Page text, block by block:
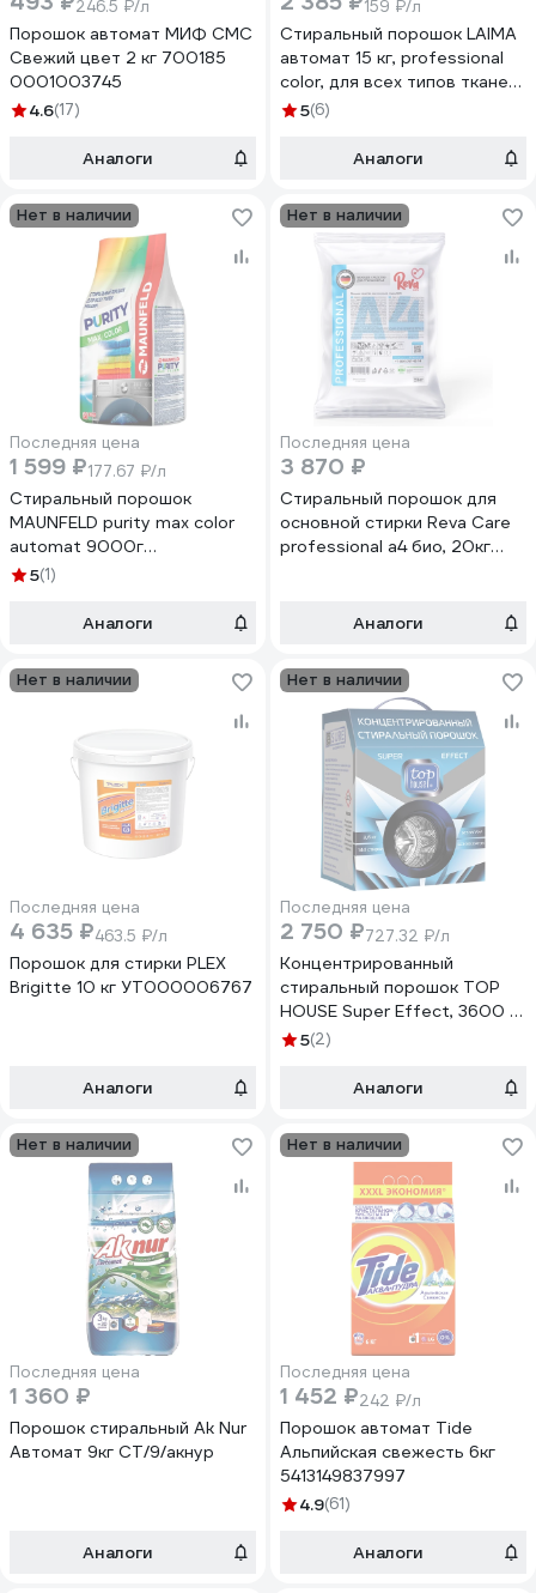
246.5 ₽/л
Порошок автомат МИФ СМС
Cвежий цвет 2 кг 700185
0001003745
4.6(17)
Аналоги
159 ₽/л
Стиральный порошок LAIMA
автомат 15 кг, professional
color, для всех типов тканей
880618
5(6)
Аналоги
Нет в наличии
Последняя цена
1 599 ₽177.67 ₽/л
Стиральный порошок
MAUNFELD purity max color
automat 9000г
MWP9000CA
5(1)
Аналоги
Нет в наличии
Последняя цена
3 870 ₽
Стиральный порошок для
основной стирки Reva Care
professional а4 био, 20кг
Аналоги
Нет в наличии
Последняя цена
4 635 ₽463.5 ₽/л
Порошок для стирки PLEX
Brigitte 10 кг УТ000006767
Аналоги
Нет в наличии
Последняя цена
2 750 ₽727.32 ₽/л
Концентрированный
стиральный порошок TOP
HOUSE Super Effect, 3600 г
180742
5(2)
Аналоги
Нет в наличии
Последняя цена
1 360 ₽
Порошок стиральный Ak Nur
Автомат 9кг СТ/9/акнур
Аналоги
Нет в наличии
Последняя цена
1 452 ₽242 ₽/л
Порошок автомат Tide
Альпийская свежесть 6кг
5413149837997
4.9(61)
Аналоги